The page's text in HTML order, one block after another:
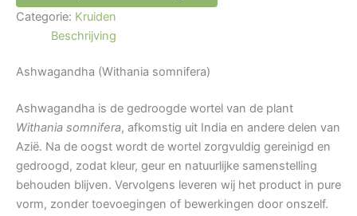
Categorie: Kruiden
Beschrijving
Ashwagandha (Withania somnifera)
Ashwagandha is de gedroogde wortel van de plant
Withania somnifera, afkomstig uit India en andere delen van
Azië. Na de oogst wordt de wortel zorgvuldig gereinigd en
gedroogd, zodat kleur, geur en natuurlijke samenstelling
behouden blijven. Vervolgens leveren wij het product in pure
vorm, zonder toevoegingen of bewerkingen door onszelf.